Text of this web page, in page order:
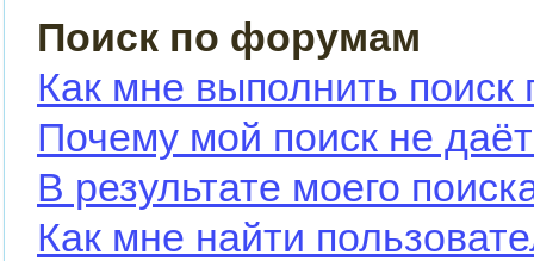
Поиск по форумам
Как мне выполнить
Почему мой поиск не
В результате моего
Как мне найти